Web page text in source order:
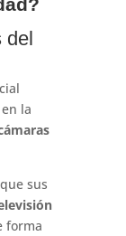
la
sus
forma